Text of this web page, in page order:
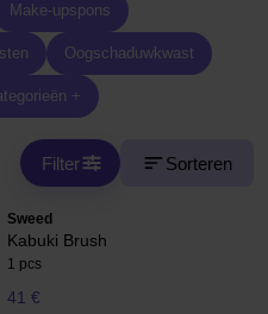
Make-upspons
Oogschaduwkwast
+
Filter Sorteren
Sweed
Kabuki Brush
1 pcs
41 €